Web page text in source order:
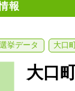
報
選挙データ 大口
大口